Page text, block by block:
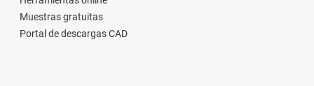
Muestras gratuitas
Portal de descargas CAD